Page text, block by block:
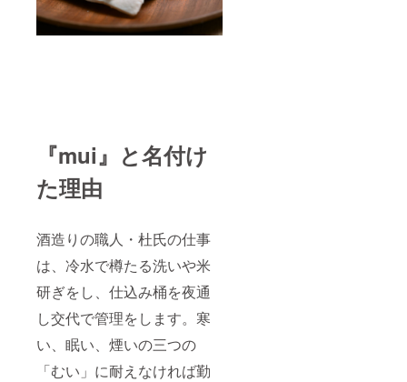
『mui』と名付け
た理由
酒造りの職人・杜氏の仕事
は、冷水で樽たる洗いや米
研ぎをし、仕込み桶を夜通
し交代で管理をします。寒
い、眠い、煙いの三つの
「むい」に耐えなければ勤